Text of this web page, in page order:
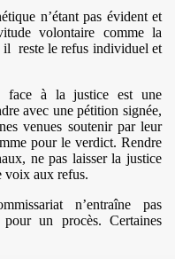
n’étant pas évident et
volontaire comme la
il reste le refus individuel et
face à la justice est une
avec une pétition signée,
venues soutenir par leur
pour le verdict. Rendre
ne pas laisser la justice
voix aux refus.
n’entraîne pas
pour un procès. Certaines
D'ASILE